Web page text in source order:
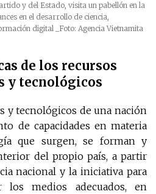
y del Estado, visita un pabellón en la
en el desarrollo de ciencia,
digital
_Foto: Agencia Vietnamita
de los recursos
y tecnológicos
y tecnológicos de una nación
de capacidades en materia
que surgen, se forman y
del propio país, a partir
nacional y la iniciativa para
los medios adecuados, en